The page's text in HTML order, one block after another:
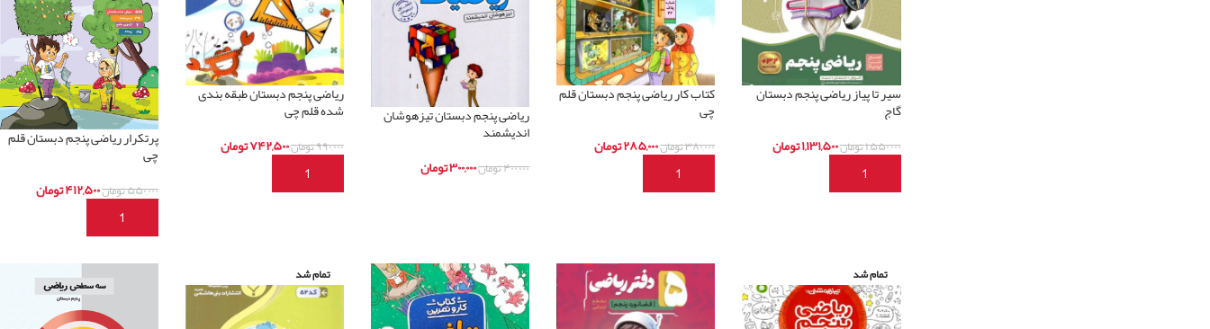
سیر تا پیاز ریاضی پنجم دبستان
گاج
۱,۵۵۰,۰۰۰تومان۱,۱۳۱,۵۰۰تومان
افزودن به سبد خرید
کتاب کار ریاضی پنجم دبستان قلم
چی
۳۸۰,۰۰۰تومان۲۸۵,۰۰۰تومان
افزودن به سبد خرید
ریاضی پنجم دبستان تیزهوشان
اندیشمند
۴۰۰,۰۰۰تومان۳۰۰,۰۰۰تومان
ریاضی پنجم دبستان طبقه بندی
شده قلم چی
۹۹۰,۰۰۰تومان۷۴۲,۵۰۰تومان
افزودن به سبد خرید
پرتکرار ریاضی پنجم دبستان قلم
چی
۵۵۰,۰۰۰تومان۴۱۲,۵۰۰تومان
افزودن به سبد خرید
تمام شد تمام شد